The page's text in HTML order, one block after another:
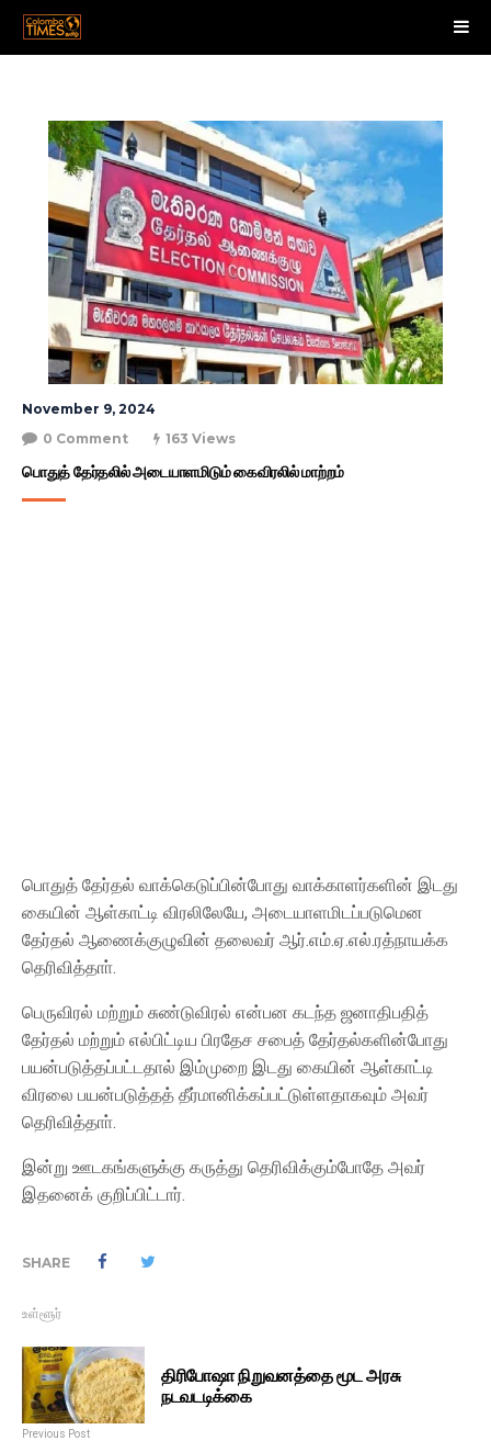
November 9, 2024
0 Comment
163 Views
பொதுத் தேர்தலில் அடையாளமிடும் கைவிரலில் மாற்றம்
பொதுத் தேர்தல் வாக்கெடுப்பின்போது வாக்காளர்களின் இடது
கையின் ஆள்காட்டி விரலிலேயே, அடையாளமிடப்படுமென
தேர்தல் ஆணைக்குழுவின் தலைவர் ஆர்.எம்.ஏ.எல்.ரத்நாயக்க
தெரிவித்தாா்.
பெருவிரல் மற்றும் சுண்டுவிரல் என்பன கடந்த ஜனாதிபதித்
தேர்தல் மற்றும் எல்பிட்டிய பிரதேச சபைத் தேர்தல்களின்போது
பயன்படுத்தப்பட்டதால் இம்முறை இடது கையின் ஆள்காட்டி
விரலை பயன்படுத்தத் தீர்மானிக்கப்பட்டுள்ளதாகவும் அவர்
தெரிவித்தாா்.
இன்று ஊடகங்களுக்கு கருத்து தெரிவிக்கும்போதே அவர்
இதனைக் குறிப்பிட்டார்.
SHARE
உள்ளூர்
திரிபோஷா நிறுவனத்தை மூட அரசு
நடவடடிக்கை
Previous Post